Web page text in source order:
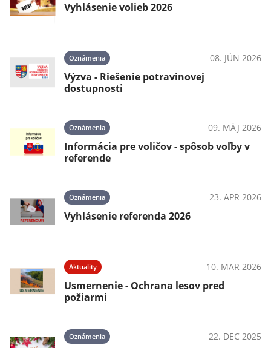
Vyhlásenie volieb 2026
Oznámenia 08. JÚN 2026
Výzva - Riešenie potravinovej
dostupnosti
Oznámenia 09. MÁJ 2026
Informácia pre voličov - spôsob voľby v
referende
Oznámenia 23. APR 2026
Vyhlásenie referenda 2026
Aktuality 10. MAR 2026
Usmernenie - Ochrana lesov pred
požiarmi
Oznámenia 22. DEC 2025